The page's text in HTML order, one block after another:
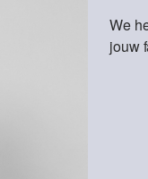
We
jouw